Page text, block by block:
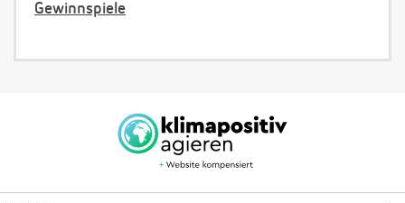
Gewinnspiele